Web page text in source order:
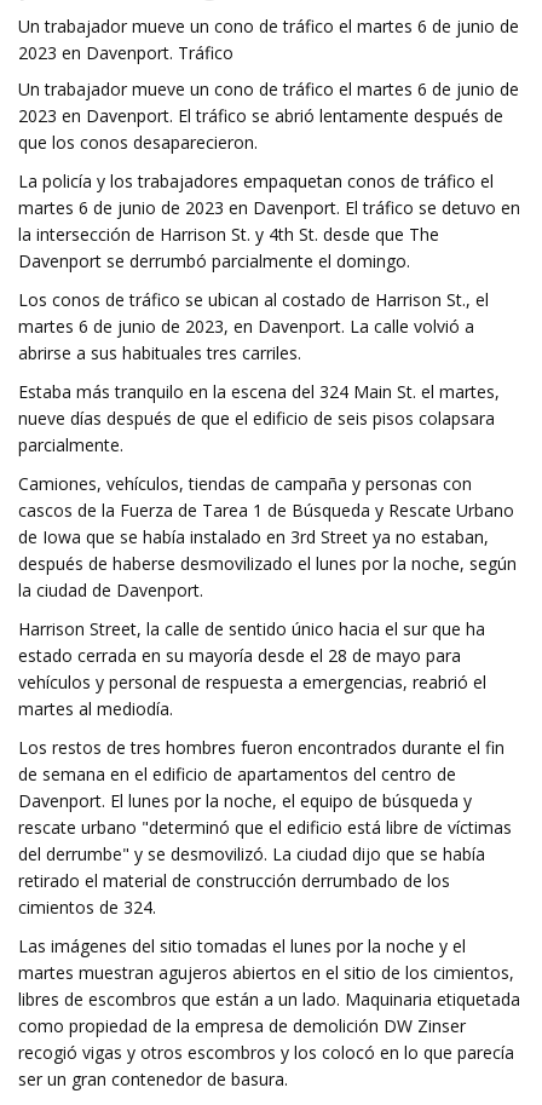
Un trabajador mueve un cono de tráfico el martes 6 de junio de
2023 en Davenport. Tráfico
Un trabajador mueve un cono de tráfico el martes 6 de junio de
2023 en Davenport. El tráfico se abrió lentamente después de
que los conos desaparecieron.
La policía y los trabajadores empaquetan conos de tráfico el
martes 6 de junio de 2023 en Davenport. El tráfico se detuvo en
la intersección de Harrison St. y 4th St. desde que The
Davenport se derrumbó parcialmente el domingo.
Los conos de tráfico se ubican al costado de Harrison St., el
martes 6 de junio de 2023, en Davenport. La calle volvió a
abrirse a sus habituales tres carriles.
Estaba más tranquilo en la escena del 324 Main St. el martes,
nueve días después de que el edificio de seis pisos colapsara
parcialmente.
Camiones, vehículos, tiendas de campaña y personas con
cascos de la Fuerza de Tarea 1 de Búsqueda y Rescate Urbano
de Iowa que se había instalado en 3rd Street ya no estaban,
después de haberse desmovilizado el lunes por la noche, según
la ciudad de Davenport.
Harrison Street, la calle de sentido único hacia el sur que ha
estado cerrada en su mayoría desde el 28 de mayo para
vehículos y personal de respuesta a emergencias, reabrió el
martes al mediodía.
Los restos de tres hombres fueron encontrados durante el fin
de semana en el edificio de apartamentos del centro de
Davenport. El lunes por la noche, el equipo de búsqueda y
rescate urbano "determinó que el edificio está libre de víctimas
del derrumbe" y se desmovilizó. La ciudad dijo que se había
retirado el material de construcción derrumbado de los
cimientos de 324.
Las imágenes del sitio tomadas el lunes por la noche y el
martes muestran agujeros abiertos en el sitio de los cimientos,
libres de escombros que están a un lado. Maquinaria etiquetada
como propiedad de la empresa de demolición DW Zinser
recogió vigas y otros escombros y los colocó en lo que parecía
ser un gran contenedor de basura.